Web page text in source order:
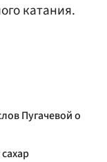
катания.
Пугачевой о